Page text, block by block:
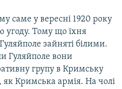
саме у вересні 1920 року
угоду. Тому що їхня
зайняті білими.
Гуляйполе вони
групу в Кримську
Кримська армія. На чолі